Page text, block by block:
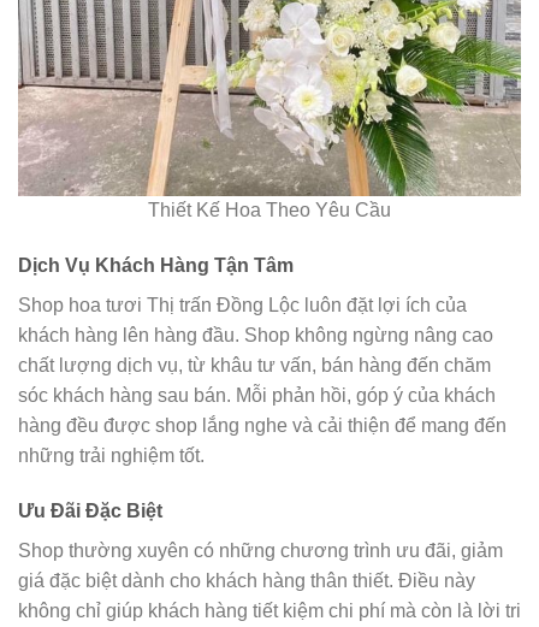
Thiết Kế Hoa Theo Yêu Cầu
Dịch Vụ Khách Hàng Tận Tâm
Shop hoa tươi Thị trấn Đồng Lộc luôn đặt lợi ích của
khách hàng lên hàng đầu. Shop không ngừng nâng cao
chất lượng dịch vụ, từ khâu tư vấn, bán hàng đến chăm
sóc khách hàng sau bán. Mỗi phản hồi, góp ý của khách
hàng đều được shop lắng nghe và cải thiện để mang đến
những trải nghiệm tốt.
Ưu Đãi Đặc Biệt
Shop thường xuyên có những chương trình ưu đãi, giảm
giá đặc biệt dành cho khách hàng thân thiết. Điều này
không chỉ giúp khách hàng tiết kiệm chi phí mà còn là lời tri